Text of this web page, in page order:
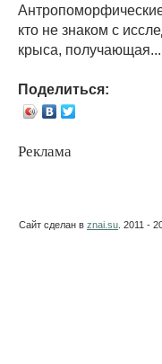
кто не знаком с
крыса, получающая...
Поделиться:
Реклама
Сайт сделан в znai.su . 2011 -